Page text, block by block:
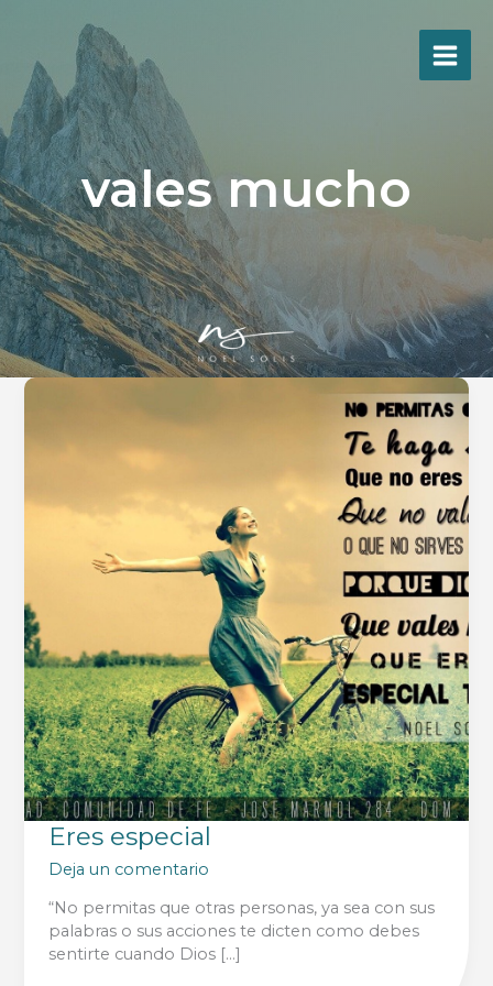
contenido
vales mucho
Eres especial
Deja un comentario
“No permitas que otras personas, ya sea con sus
palabras o sus acciones te dicten como debes
sentirte cuando Dios […]